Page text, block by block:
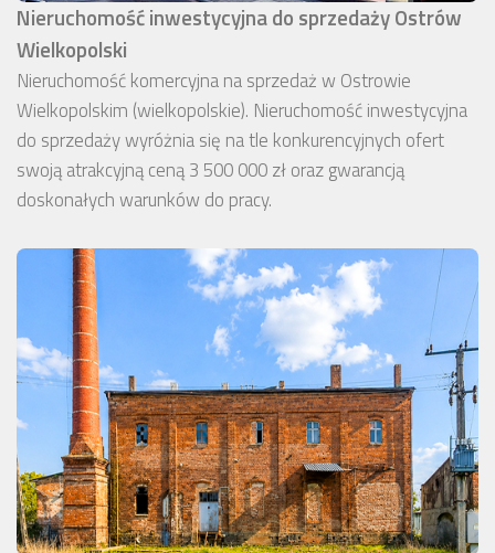
Nieruchomość inwestycyjna do sprzedaży Ostrów
Wielkopolski
Nieruchomość komercyjna na sprzedaż w Ostrowie
Wielkopolskim (wielkopolskie). Nieruchomość inwestycyjna
do sprzedaży wyróżnia się na tle konkurencyjnych ofert
swoją atrakcyjną ceną 3 500 000 zł oraz gwarancją
doskonałych warunków do pracy.